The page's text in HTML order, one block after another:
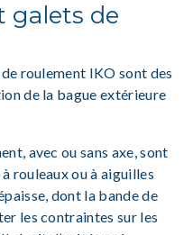
galets de
roulement IKO sont des
de la bague extérieure
avec ou sans axe, sont
rouleaux ou à aiguilles
dont la bande de
les contraintes sur les